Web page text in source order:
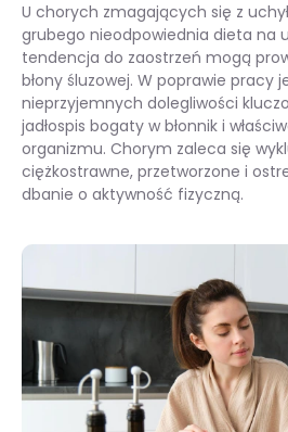
U chorych zmagających się z
grubego nieodpowiednia dieta na
tendencja do zaostrzeń mogą
błony śluzowej. W poprawie pracy
nieprzyjemnych dolegliwości
jadłospis bogaty w błonnik i
organizmu. Chorym zaleca się
ciężkostrawne, przetworzone i
dbanie o aktywność fizyczną.